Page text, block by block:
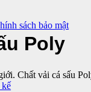
sách bảo mật
Poly
Chất vải cá sấu